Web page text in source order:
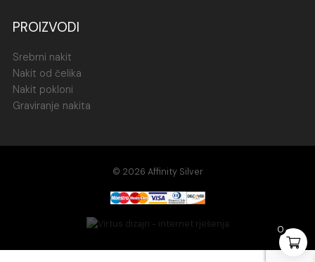
0
PROIZVODI
Srebrni nakit
Nakit od čelika
Nakit pokloni
Graviranje nakita
© 2026 Affinity Silver